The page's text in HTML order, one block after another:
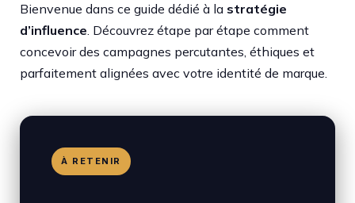
Bienvenue dans ce guide dédié à la stratégie
d’influence. Découvrez étape par étape comment
concevoir des campagnes percutantes, éthiques et
parfaitement alignées avec votre identité de marque.
À RETENIR